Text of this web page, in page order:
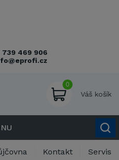
739 469 906
0
Váš košík
Kontakt Servis